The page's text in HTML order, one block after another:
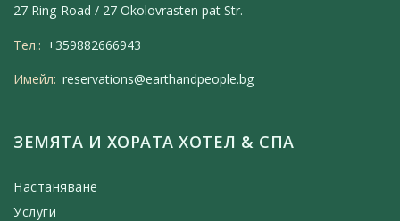
27 Ring Road / 27 Okolovrasten pat Str.
Тел.: +359882666943
Имейл: reservations@earthandpeople.bg
ЗЕМЯТА И ХОРАТА ХОТЕЛ & СПА
Настаняване
Услуги